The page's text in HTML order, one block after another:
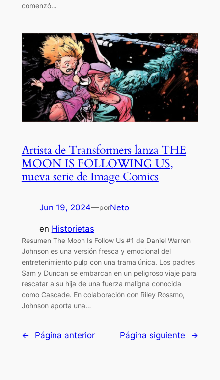
comenzó…
Artista de Transformers lanza THE
MOON IS FOLLOWING US,
nueva serie de Image Comics
Jun 19, 2024—porNeto
en Historietas
Resumen The Moon Is Follow Us #1 de Daniel Warren
Johnson es una versión fresca y emocional del
entretenimiento pulp con una trama única. Los padres
Sam y Duncan se embarcan en un peligroso viaje para
rescatar a su hija de una fuerza maligna conocida
como Cascade. En colaboración con Riley Rossmo,
Johnson aporta una…
← Página anterior Página siguiente →